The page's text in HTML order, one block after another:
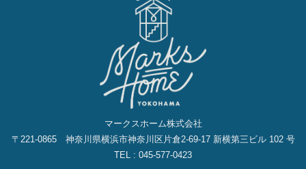
マークスホーム株式会社
〒221-0865 神奈川県横浜市神奈川区片倉2‐69‐17 新横第三ビル 102 号
TEL : 045-577-0423